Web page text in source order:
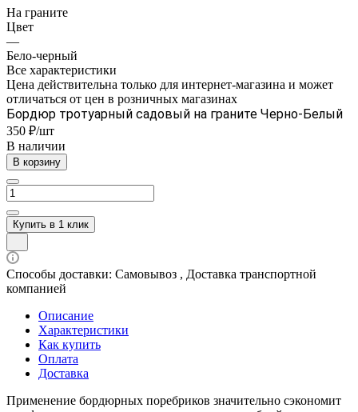
На граните
Цвет
—
Бело-черный
Все характеристики
Цена действительна только для интернет-магазина и может
отличаться от цен в розничных магазинах
Бордюр тротуарный садовый на граните Черно-Белый
350 ₽/шт
В наличии
В корзину
Купить в 1 клик
Способы доставки: Самовывоз , Доставка транспортной
компанией
Описание
Характеристики
Как купить
Оплата
Доставка
Применение бордюрных поребриков значительно сэкономит